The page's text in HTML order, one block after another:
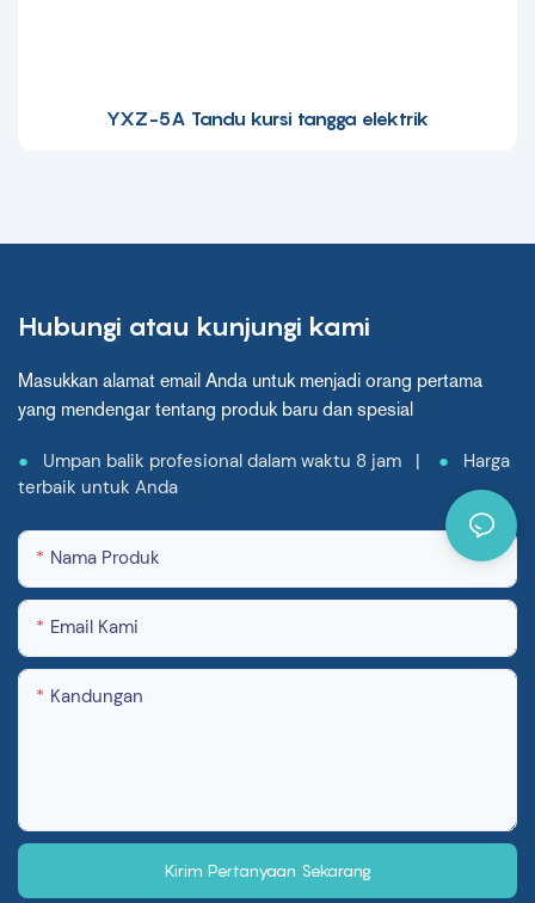
YXZ-5A Tandu kursi tangga elektrik
Hubungi atau kunjungi kami
Masukkan alamat email Anda untuk menjadi orang pertama
yang mendengar tentang produk baru dan spesial
● Umpan balik profesional dalam waktu 8 jam | ●
Harga
terbaik untuk Anda
Nama Produk
Email Kami
Kandungan
Kirim Pertanyaan Sekarang